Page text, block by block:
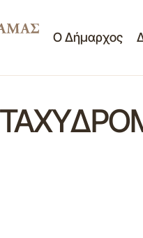
Ο Δήμαρχος